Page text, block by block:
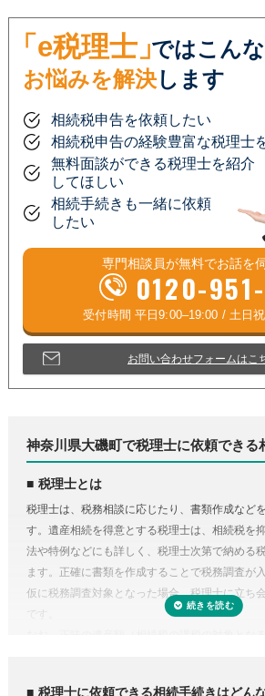
「e税理士」ではこんな
お悩みを解決します
相続税申告を依頼したい
相続税申告の経験豊富な税理士
無料面談ができる税理士を紹介
してほしい
相続手続きも一緒に依頼
したい
専門相談員が無料でお話を
0120-
お問い合わせフォームはこ
神奈川県大磯町で税理士に依頼できる
税理士とは
税理士は、税務相談に応じたり、書類作成など
す。遺産相続を得意とする税理士は、相続税を
法や特例などにも詳しく、税理士次第で納める
ます。正確に書類を作成することで税務調査が
仮に税務調査対象となった場合、税理士に立ち
です。
税理士に依頼できる相続手続きはどん